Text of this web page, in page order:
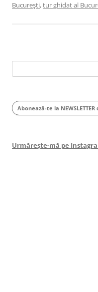
Bucureşti,tur ghidat al
for:
Abonează-te la
Urmărește-mă pe